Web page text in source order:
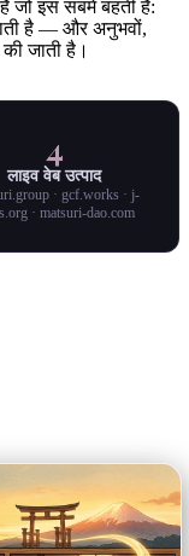
जो इस सबमें बहती है:
है — और अनुभवों,
जाती है।
4
लाइव वेब उत्पाद
· gcf.works · j-
· matsuri-dao.com